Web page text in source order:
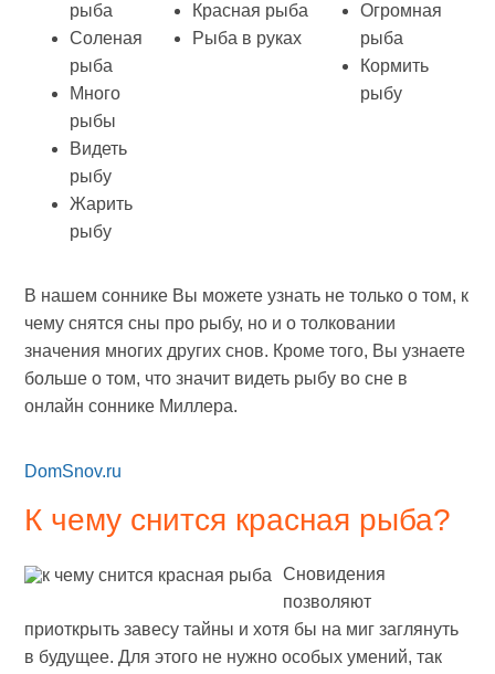
рыба
Соленая
рыба
Много
рыбы
Видеть
рыбу
Жарить
рыбу
Красная рыба
Рыба в руках
Огромная
рыба
Кормить
рыбу
В нашем соннике Вы можете узнать не только о том, к
чему снятся сны про рыбу, но и о толковании
значения многих других снов. Кроме того, Вы узнаете
больше о том, что значит видеть рыбу во сне в
онлайн соннике Миллера.
DomSnov.ru
К чему снится красная рыба?
Сновидения
позволяют
приоткрыть завесу тайны и хотя бы на миг заглянуть
в будущее. Для этого не нужно особых умений, так